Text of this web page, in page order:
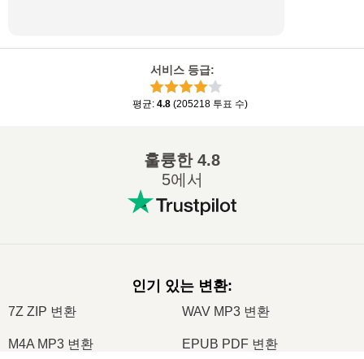
서비스 등급:
평균: 4.8 (205218 투표 수)
훌륭한4.8
5에서
인기 있는 변환:
7Z ZIP 변환 WAV MP3 변환
M4A MP3 변환 EPUB PDF 변환